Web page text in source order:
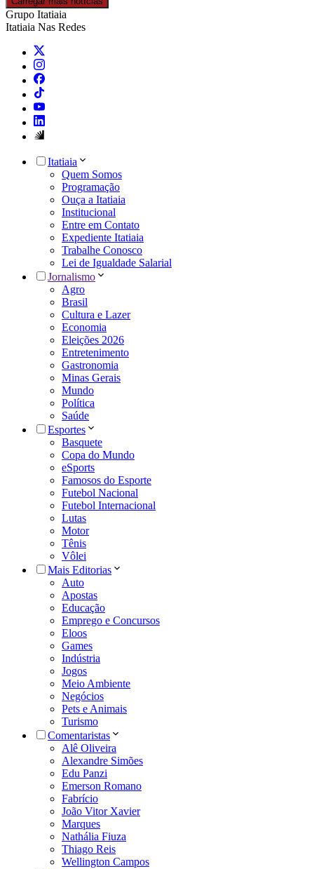
Grupo Itatiaia
Itatiaia Nas Redes
Itatiaia
Quem Somos
Programação
Ouça a Itatiaia
Institucional
Entre em Contato
Expediente Itatiaia
Trabalhe Conosco
Lei de Igualdade Salarial
Jornalismo
Agro
Brasil
Cultura e Lazer
Economia
Eleições 2026
Entretenimento
Gastronomia
Minas Gerais
Mundo
Política
Saúde
Esportes
Basquete
Copa do Mundo
eSports
Famosos do Esporte
Futebol Nacional
Futebol Internacional
Lutas
Motor
Tênis
Vôlei
Mais Editorias
Auto
Apostas
Educação
Emprego e Concursos
Eloos
Games
Indústria
Jogos
Meio Ambiente
Negócios
Pets e Animais
Turismo
Comentaristas
Alê Oliveira
Alexandre Simões
Edu Panzi
Emerson Romano
Fabrício
João Vitor Xavier
Marques
Nathália Fiuza
Thiago Reis
Wellington Campos